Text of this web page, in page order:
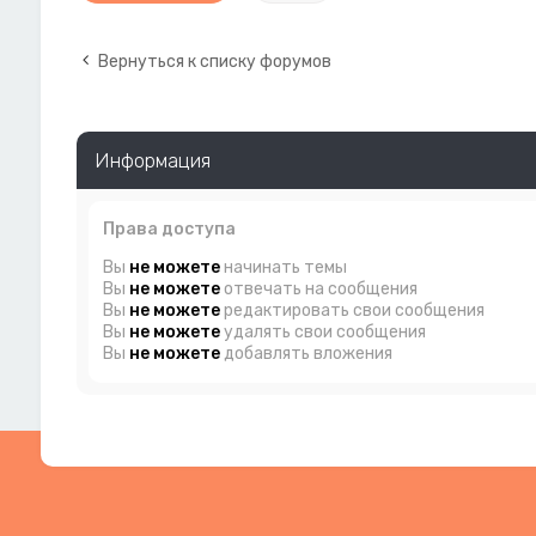
Вернуться к списку форумов
Информация
Права доступа
Вы не можетеначинать темы
Вы не можетеотвечать на сообщения
Вы не можетередактировать свои сообщения
Вы не можетеудалять свои сообщения
Вы не можетедобавлять вложения